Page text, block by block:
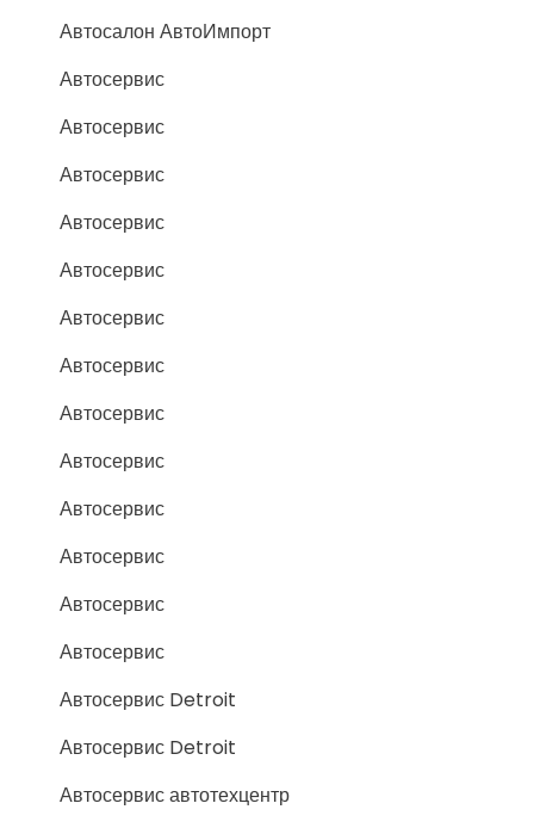
Автосалон АвтоИмпорт
Автосервис
Автосервис
Автосервис
Автосервис
Автосервис
Автосервис
Автосервис
Автосервис
Автосервис
Автосервис
Автосервис
Автосервис
Автосервис
Автосервис Detroit
Автосервис Detroit
Автосервис автотехцентр